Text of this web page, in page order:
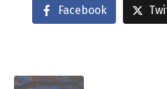
Facebook